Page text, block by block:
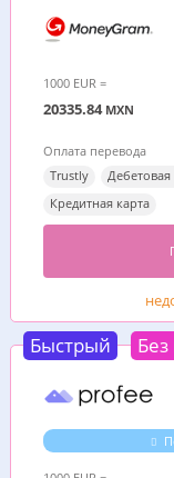
1000 EUR =
20335.84MXN
Оплата перевода
Trustly
Дебетовая
Кредитная карта
Быстрый